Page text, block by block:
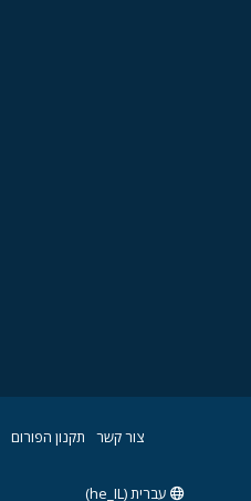
צור קשר תקנון הפורום
עברית (he_IL)